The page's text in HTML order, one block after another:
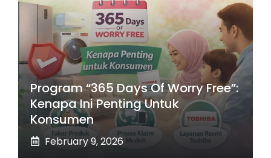
Program “365 Days Of Worry Free”:
Kenapa Ini Penting Untuk
Konsumen
February 9, 2026